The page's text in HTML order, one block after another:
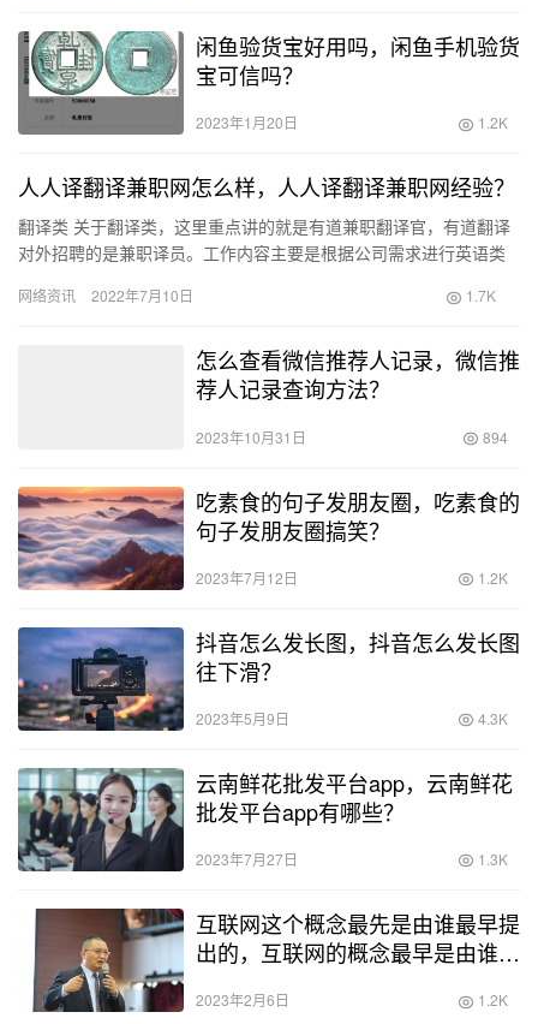
闲鱼验货宝好用吗，闲鱼手机验货
宝可信吗？
2023年1月20日 1.2K
人人译翻译兼职网怎么样，人人译翻译兼职网经验？
翻译类 关于翻译类，这里重点讲的就是有道兼职翻译官，有道翻译
对外招聘的是兼职译员。工作内容主要是根据公司需求进行英语类
一点…
网络资讯 2022年7月10日 1.7K
怎么查看微信推荐人记录，微信推
荐人记录查询方法？
2023年10月31日 894
吃素食的句子发朋友圈，吃素食的
句子发朋友圈搞笑？
2023年7月12日 1.2K
抖音怎么发长图，抖音怎么发长图
往下滑？
2023年5月9日 4.3K
云南鲜花批发平台app，云南鲜花
批发平台app有哪些？
2023年7月27日 1.3K
互联网这个概念最先是由谁最早提
出的，互联网的概念最早是由谁提
2023年2月6日 1.2K